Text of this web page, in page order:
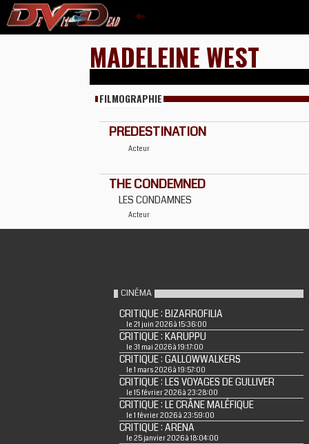
MADELEINE WEST
FILMOGRAPHIE
PREDESTINATION
Acteur
THE CONDEMNED
LES CONDAMNES
Acteur
CINÉMA
CRITIQUE : BIZARROFILIA
le 21 juin 2026 à 15:36:00
CRITIQUE : KARUPPU
le 31 mai 2026 à 19:17:00
CRITIQUE : GALLOWWALKERS
le 1 mars 2026 à 19:57:00
CRITIQUE : LES VOYAGES DE GULLIVER
le 15 février 2026 à 23:28:00
CRITIQUE : LE CRÂNE MALÉFIQUE
le 1 février 2026 à 23:59:00
CRITIQUE : ARENA
le 25 janvier 2026 à 18:04:00